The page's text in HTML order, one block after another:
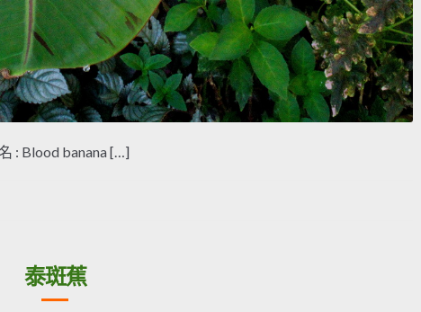
: Blood banana […]
泰斑蕉